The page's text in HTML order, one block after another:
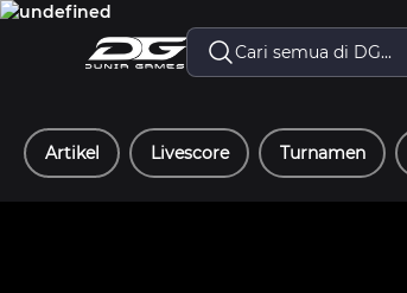
Artikel Livescore Turnamen